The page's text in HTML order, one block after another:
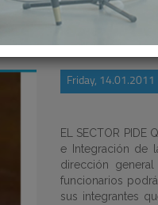
Friday, 14.01.2011
EL SECTOR PIDE
e Integración de
dirección
funcionarios
sus integrantes